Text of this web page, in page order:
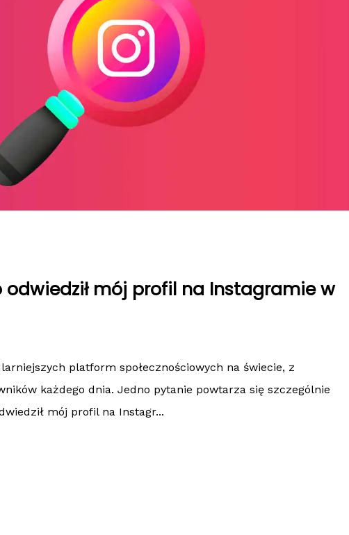
odwiedził mój profil na Instagramie w
platform społecznościowych na świecie, z
każdego dnia. Jedno pytanie powtarza się szczególnie
mój profil na Instagr...